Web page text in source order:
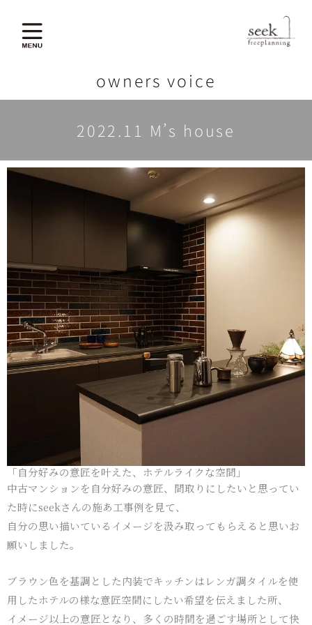
owners voice
2022.11 M’s house
「自分好みの意匠を叶えた、ホテルライクな空間」
中古マンションを自分好みの意匠、間取りにしたいと思ってい
た時にseekさんの施あ工事例を見て、
自分の思い描いているイメージを汲み取ってもらえると思いお
願いしました。
ブラウン色を基調とした内装でキッチンはレンガ調タイルを使
用したホテルの様な意匠空間にしたい希望を伝えました所、
イメージ以上の意匠となり、多くの時間を過ごす場所として快